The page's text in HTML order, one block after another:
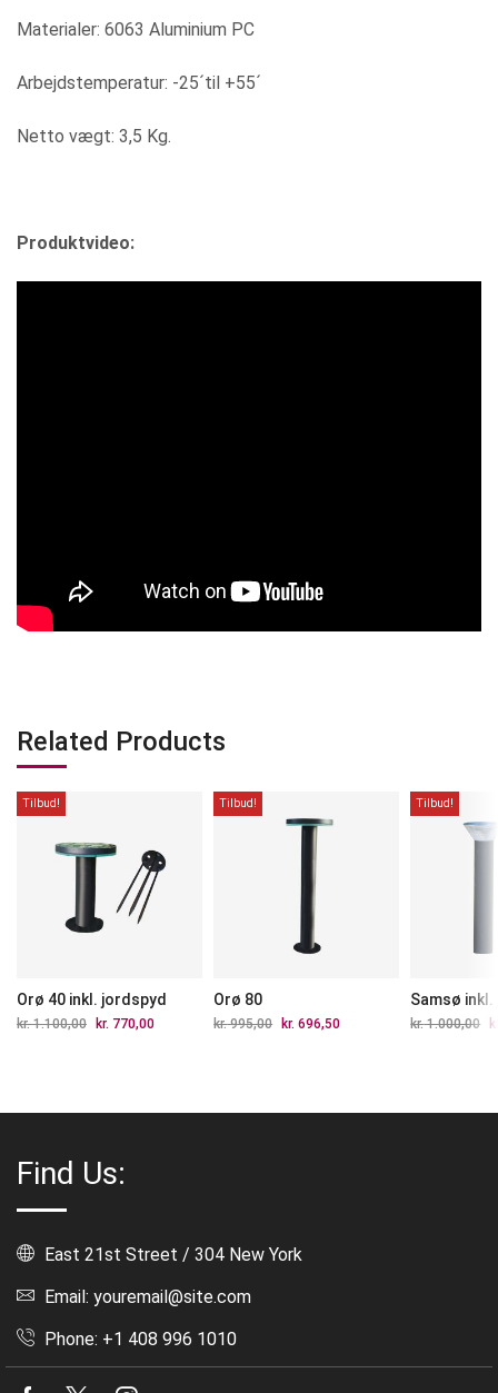
Materialer: 6063 Aluminium PC
Arbejdstemperatur: -25´til +55´
Netto vægt: 3,5 Kg.
Produktvideo:
Related Products
Tilbud!
Orø 40 inkl. jordspyd
kr.1.100,00
Den
kr. 770,00
Tilbud!
Orø 80
kr.995,00
Den
kr. 696,50
Tilbud!
Samsø
kr.1.000,00
Find Us:
East 21st Street / 304 New York
Email: youremail@site.com
Phone: +1 408 996 1010